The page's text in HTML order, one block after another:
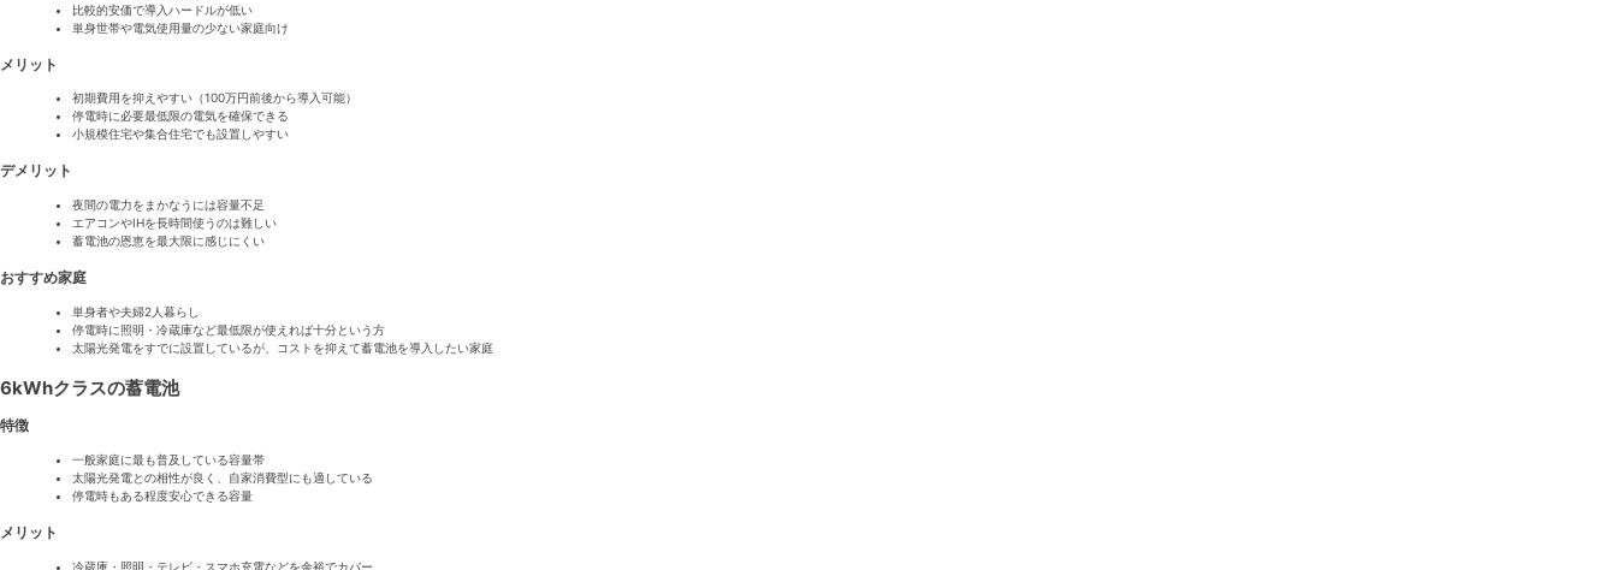
比較的安価で導入ハードルが低い
単身世帯や電気使用量の少ない家庭向け
メリット
初期費用を抑えやすい（100万円前後から導入可能）
停電時に必要最低限の電気を確保できる
小規模住宅や集合住宅でも設置しやすい
デメリット
夜間の電力をまかなうには容量不足
エアコンやIHを長時間使うのは難しい
蓄電池の恩恵を最大限に感じにくい
おすすめ家庭
単身者や夫婦2人暮らし
停電時に照明・冷蔵庫など最低限が使えれば十分という方
太陽光発電をすでに設置しているが、コストを抑えて蓄電池を導入したい家庭
6kWhクラスの蓄電池
特徴
一般家庭に最も普及している容量帯
太陽光発電との相性が良く、自家消費型にも適している
停電時もある程度安心できる容量
メリット
冷蔵庫・照明・テレビ・スマホ充電などを余裕でカバー